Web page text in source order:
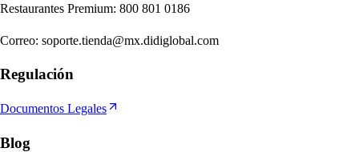
Restaurantes Premium: 800 801 0186
Correo: soporte.tienda@mx.didiglobal.com
Regulación
Documentos Legales
Blog